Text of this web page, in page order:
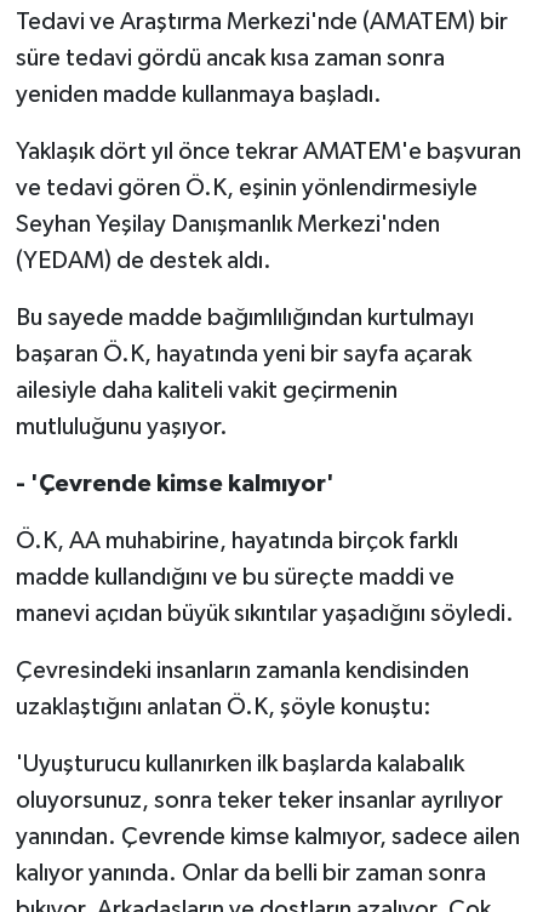
Tedavi ve Araştırma Merkezi'nde (AMATEM) bir
süre tedavi gördü ancak kısa zaman sonra
yeniden madde kullanmaya başladı.
Yaklaşık dört yıl önce tekrar AMATEM'e başvuran
ve tedavi gören Ö.K, eşinin yönlendirmesiyle
Seyhan Yeşilay Danışmanlık Merkezi'nden
(YEDAM) de destek aldı.
Bu sayede madde bağımlılığından kurtulmayı
başaran Ö.K, hayatında yeni bir sayfa açarak
ailesiyle daha kaliteli vakit geçirmenin
mutluluğunu yaşıyor.
- 'Çevrende kimse kalmıyor'
Ö.K, AA muhabirine, hayatında birçok farklı
madde kullandığını ve bu süreçte maddi ve
manevi açıdan büyük sıkıntılar yaşadığını söyledi.
Çevresindeki insanların zamanla kendisinden
uzaklaştığını anlatan Ö.K, şöyle konuştu:
'Uyuşturucu kullanırken ilk başlarda kalabalık
oluyorsunuz, sonra teker teker insanlar ayrılıyor
yanından. Çevrende kimse kalmıyor, sadece ailen
kalıyor yanında. Onlar da belli bir zaman sonra